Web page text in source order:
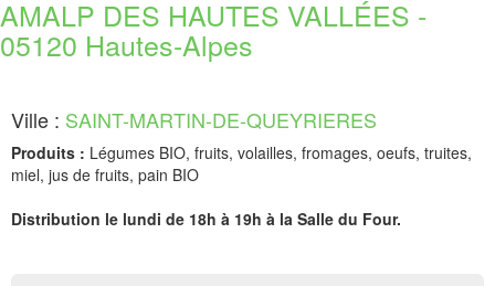
AMALP DES HAUTES VALLÉES -
05120 Hautes-Alpes
Ville : SAINT-MARTIN-DE-QUEYRIERES
Produits : Légumes BIO, fruits, volailles, fromages, oeufs, truites,
miel, jus de fruits, pain BIO
Distribution le lundi de 18h à 19h à la Salle du Four.